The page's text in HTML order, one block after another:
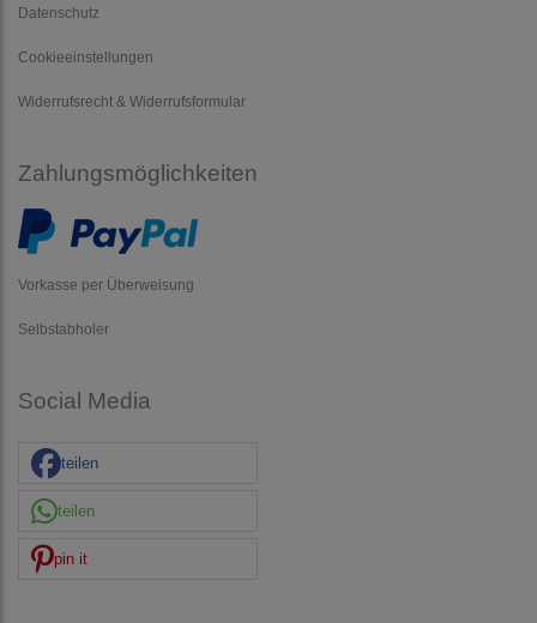
Datenschutz
Cookieeinstellungen
Widerrufsrecht & Widerrufsformular
Zahlungsmöglichkeiten
Vorkasse per Überweisung
Selbstabholer
Social Media
teilen
teilen
pin it